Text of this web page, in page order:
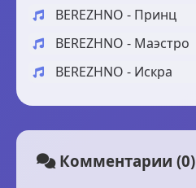
BEREZHNO - Принц
BEREZHNO - Маэстро
BEREZHNO - Искра
Комментарии (0)